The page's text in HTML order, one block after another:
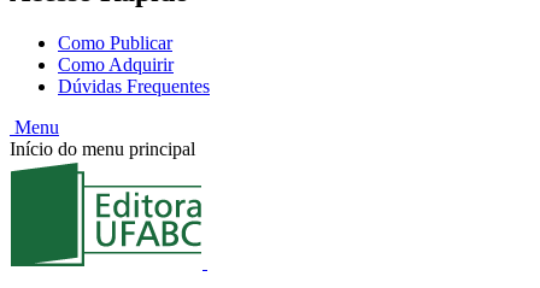
Como Publicar
Como Adquirir
Dúvidas Frequentes
Menu
Início do menu principal